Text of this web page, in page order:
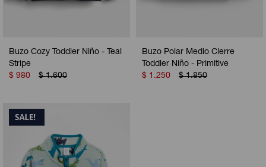
Buzo Cozy Toddler Niño - Teal
Stripe
$ 980 $ 1.600
Buzo Polar Medio Cierre
Toddler Niño - Primitive
$ 1.250 $ 1.850